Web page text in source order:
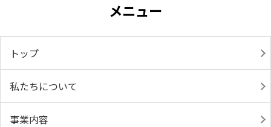
メニュー
トップ
私たちについて
事業内容